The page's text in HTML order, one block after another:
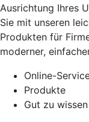
Ausrichtung Ihres
Sie mit unseren
Produkten für
moderner,
Online-
Produkte
Gut zu wissen